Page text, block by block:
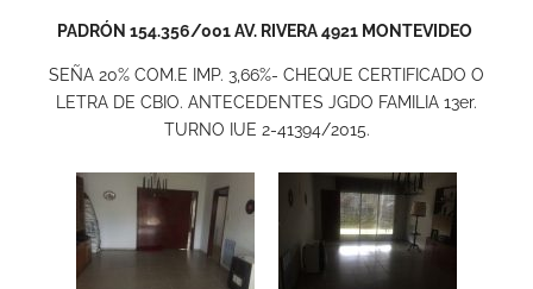
PADRÓN 154.356/001 AV. RIVERA 4921 MONTEVIDEO
SEÑA 20% COM.E IMP. 3,66%- CHEQUE CERTIFICADO O
LETRA DE CBIO. ANTECEDENTES JGDO FAMILIA 13er.
TURNO IUE 2-41394/2015.